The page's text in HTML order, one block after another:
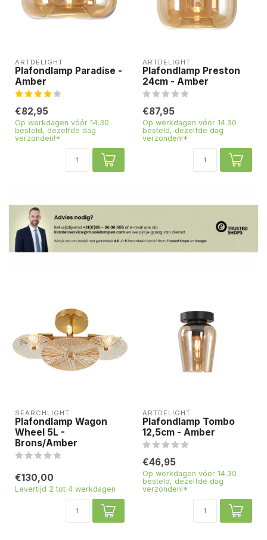
ARTDELIGHT
Plafondlamp Paradise -
Amber
€82,95
Op werkdagen vóór 14.30
besteld, dezelfde dag
verzonden!*
ARTDELIGHT
Plafondlamp Preston
24cm - Amber
€87,95
Op werkdagen vóór 14.30
besteld, dezelfde dag
verzonden!*
SEARCHLIGHT
Plafondlamp Wagon
Wheel 5L -
Brons/Amber
€130,00
Levertijd 2 tot 4 werkdagen
ARTDELIGHT
Plafondlamp Tombo
12,5cm - Amber
€46,95
Op werkdagen vóór 14.30
besteld, dezelfde dag
verzonden!*